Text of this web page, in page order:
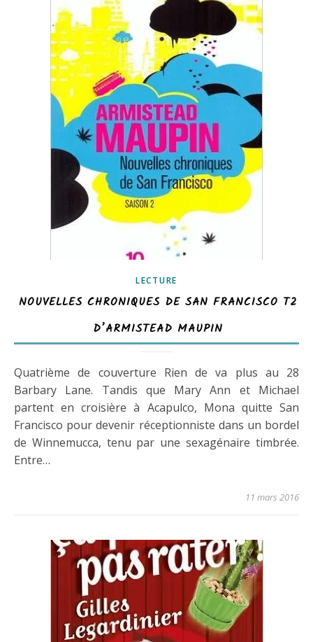
LECTURE
NOUVELLES CHRONIQUES DE SAN FRANCISCO T2
D’ARMISTEAD MAUPIN
Quatrième de couverture Rien de va plus au 28
Barbary Lane. Tandis que Mary Ann et Michael
partent en croisière à Acapulco, Mona quitte San
Francisco pour devenir réceptionniste dans un bordel
de Winnemucca, tenu par une sexagénaire timbrée.
Entre…
11 mars 2016